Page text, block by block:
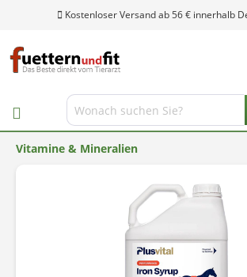
Kostenloser Versand ab 56 € innerhalb
Vitamine & Mineralien